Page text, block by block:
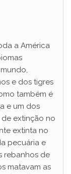
a América
e dos tigres
também é
e um dos
extinção no
extinta no
pecuária e
rebanhos de
matavam as